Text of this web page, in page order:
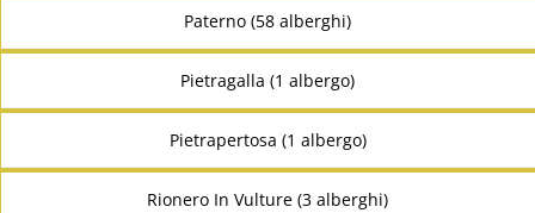
Paterno (58 alberghi)
Pietragalla (1 albergo)
Pietrapertosa (1 albergo)
Rionero In Vulture (3 alberghi)